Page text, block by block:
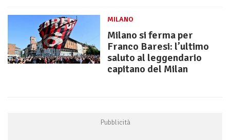
MILANO
Milano si ferma per
Franco Baresi: l’ultimo
saluto al leggendario
capitano del Milan